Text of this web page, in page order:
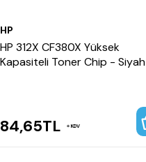
HP
HP 312X CF380X Yüksek
Kapasiteli Toner Chip - Siyah
84,65TL KDV